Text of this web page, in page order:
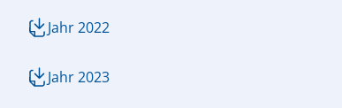
Jahr 2022
Jahr 2023